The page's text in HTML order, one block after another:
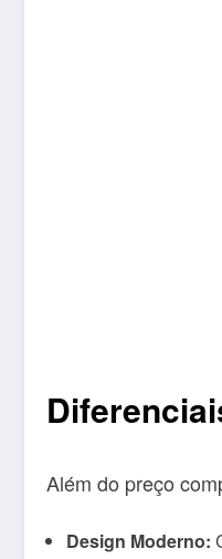
Além do preço
Design Moderno: